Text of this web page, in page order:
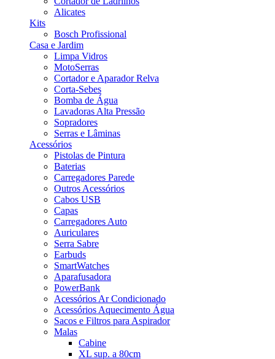
Alicates
Kits
Bosch Profissional
Casa e Jardim
Limpa Vidros
MotoSerras
Cortador e Aparador Relva
Corta-Sebes
Bomba de Água
Lavadoras Alta Pressão
Sopradores
Serras e Lâminas
Acessórios
Pistolas de Pintura
Baterias
Carregadores Parede
Outros Acessórios
Cabos USB
Capas
Carregadores Auto
Auriculares
Serra Sabre
Earbuds
SmartWatches
Aparafusadora
PowerBank
Acessórios Ar Condicionado
Acessórios Aquecimento Água
Sacos e Filtros para Aspirador
Malas
Cabine
XL sup. a 80cm